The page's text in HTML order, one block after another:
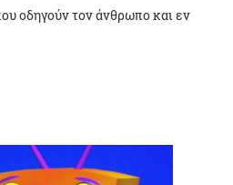
οδηγούν τον άνθρωπο και εν